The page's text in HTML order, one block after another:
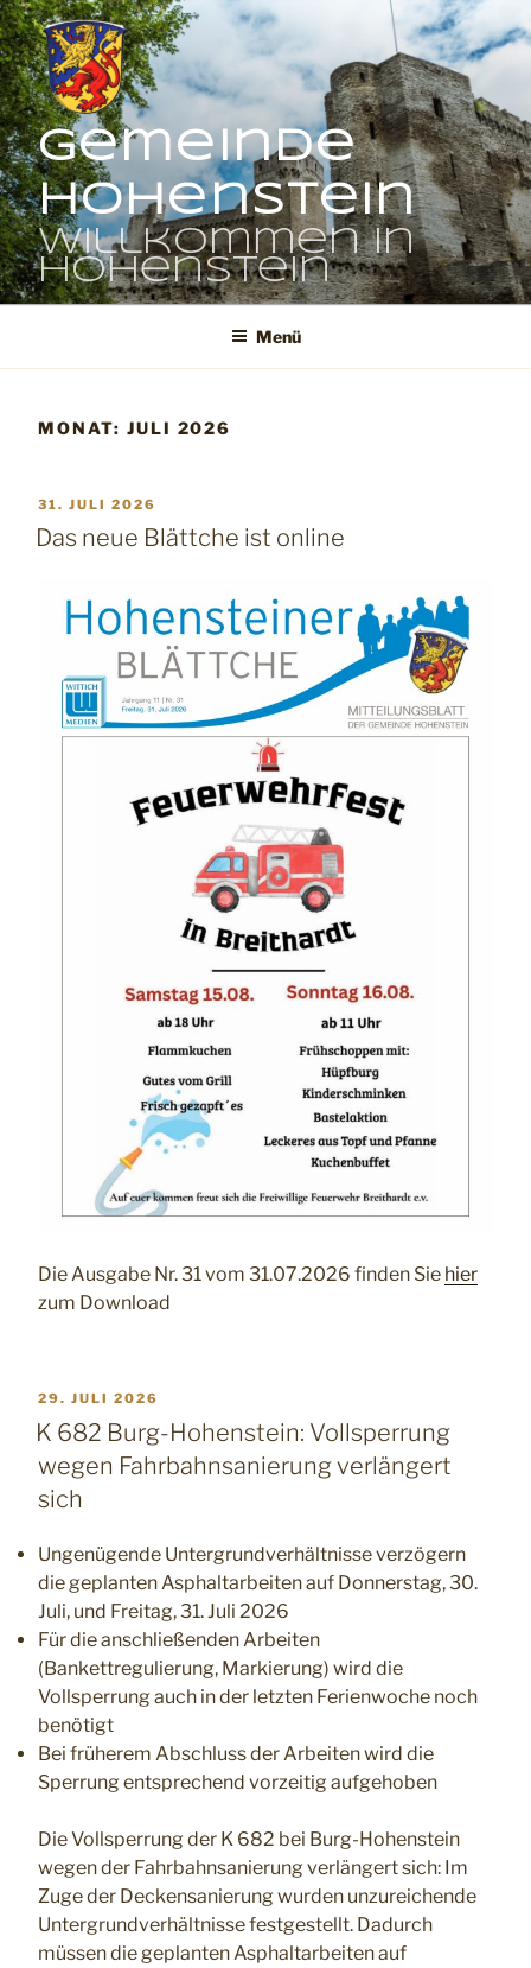
Zum
Inhalt
springen
Gemeinde
Hohenstein
Willkommen in
Hohenstein
Menü
MONAT: JULI 2026
VERÖFFENTLICHT
AM
31. JULI 2026
Das neue Blättche ist online
Die Ausgabe Nr. 31 vom 31.07.2026 finden Sie hier
zum Download
VERÖFFENTLICHT
AM
29. JULI 2026
K 682 Burg-Hohenstein: Vollsperrung
wegen Fahrbahnsanierung verlängert
sich
Ungenügende Untergrundverhältnisse verzögern
die geplanten Asphaltarbeiten auf Donnerstag, 30.
Juli, und Freitag, 31. Juli 2026
Für die anschließenden Arbeiten
(Bankettregulierung, Markierung) wird die
Vollsperrung auch in der letzten Ferienwoche noch
benötigt
Bei früherem Abschluss der Arbeiten wird die
Sperrung entsprechend vorzeitig aufgehoben
Die Vollsperrung der K 682 bei Burg-Hohenstein
wegen der Fahrbahnsanierung verlängert sich: Im
Zuge der Deckensanierung wurden unzureichende
Untergrundverhältnisse festgestellt. Dadurch
müssen die geplanten Asphaltarbeiten auf